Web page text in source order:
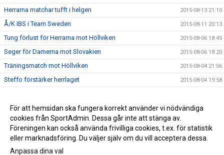
Herrarna matchar tufft i helgen 2015-08-13 21:10
Å/K IBS i Team Sweden 2015-08-11 20:13
Tung förlust för Herrarna mot Höllviken 2015-08-06 18:45
Seger för Damerna mot Slovakien 2015-08-06 18:20
Träningsmatch mot Höllviken 2015-08-04 21:06
Steffo förstärker herrlaget 2015-08-04 19:58
Inför Ängelholm Outdoor med Matte 2015-07-22 22:38
Kick-Off 9/9 2015-07-12 19:41
För att hemsidan ska fungera korrekt använder vi nödvändiga
cookies från SportAdmin. Dessa går inte att stänga av.
Föreningen kan också använda frivilliga cookies, t.ex. för statistik
eller marknadsföring. Du väljer själv om du vill acceptera dessa.
Anpassa dina val